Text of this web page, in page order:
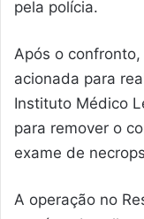
pela polícia.
Após o
acionada para
Instituto Médico
para remover o
exame de
A operação no